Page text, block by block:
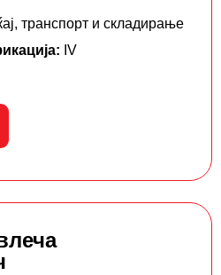
транспорт и складирање
IV